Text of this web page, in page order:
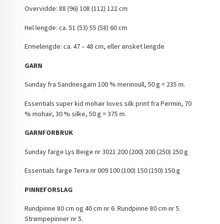
Overvidde: 88 (96) 108 (112) 122 cm
Hel lengde: ca. 51 (53) 55 (58) 60 cm
Ermelengde: ca. 47 – 48 cm, eller ønsket lengde
GARN
Sunday fra Sandnesgarn 100 % merinoull, 50 g = 235 m.
Essentials super kid mohair loves silk print fra Permin, 70
% mohair, 30 % silke, 50 g = 375 m.
GARNFORBRUK
Sunday farge Lys Beige nr 3021 200 (200) 200 (250) 250 g
Essentials farge Terra nr 009 100 (100) 150 (150) 150 g
PINNEFORSLAG
Rundpinne 80 cm og 40 cm nr 6. Rundpinne 80 cm nr 5.
Strømpepinner nr 5.